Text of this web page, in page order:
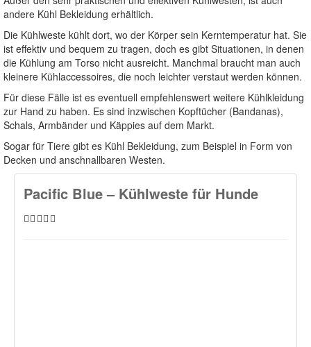
andere Kühl Bekleidung erhältlich.
Die Kühlweste kühlt dort, wo der Körper sein Kerntemperatur hat. Sie
ist effektiv und bequem zu tragen, doch es gibt Situationen, in denen
die Kühlung am Torso nicht ausreicht. Manchmal braucht man auch
kleinere Kühlaccessoires, die noch leichter verstaut werden können.
Für diese Fälle ist es eventuell empfehlenswert weitere Kühlkleidung
zur Hand zu haben. Es sind inzwischen Kopftücher (Bandanas),
Schals, Armbänder und Käppies auf dem Markt.
Sogar für Tiere gibt es Kühl Bekleidung, zum Beispiel in Form von
Decken und anschnallbaren Westen.
Pacific Blue – Kühlweste für Hunde